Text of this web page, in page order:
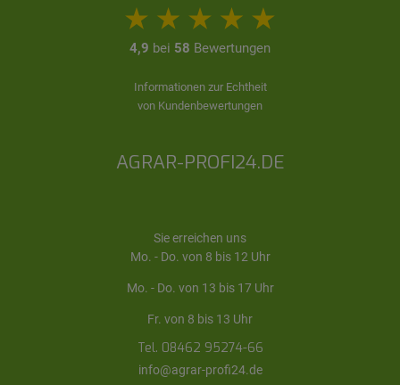
4,9 bei 58 Bewertungen
Informationen zur Echtheit
von Kundenbewertungen
AGRAR-PROFI24.DE
Sie erreichen uns
Mo. - Do. von 8 bis 12 Uhr
Mo. - Do. von 13 bis 17 Uhr
Fr. von 8 bis 13 Uhr
Tel. 08462 95274-66
info@agrar-profi24.de